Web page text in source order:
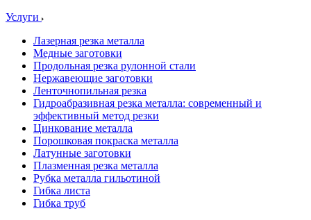
Услуги
Лазерная резка металла
Медные заготовки
Продольная резка рулонной стали
Нержавеющие заготовки
Ленточнопильная резка
Гидроабразивная резка металла: современный и
эффективный метод резки
Цинкование металла
Порошковая покраска металла
Латунные заготовки
Плазменная резка металла
Рубка металла гильотиной
Гибка листа
Гибка труб